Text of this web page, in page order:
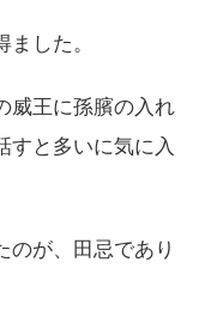
した。
威王に孫臏の入れ
すと多いに気に入
のが、田忌であり